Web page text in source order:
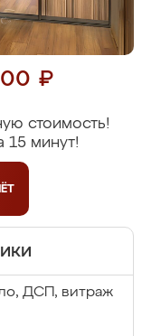
₽
стоимость!
15 минут!
ДСП, витраж